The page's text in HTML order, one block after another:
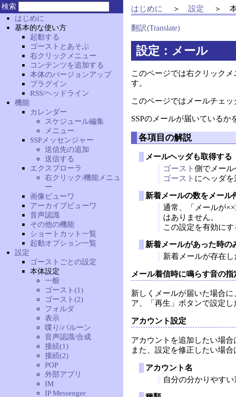
検索
はじめに
基本的な使い方
起動する
ゴーストとあそぶ
右クリックメニュー
コンテンツを追加する
本体のバージョンアップ
プラグイン
RSS/ヘッドライン
機能
カレンダー
スケジュール編集
メニュー
SSPメッセンジャー
送信先の追加
送信する
エクスプローラ
右クリック/機能メニュ
ー
画像ビューワ
アーカイブビューワ
音声認識
その他の機能
ショートカット一覧
起動オプション一覧
設定
ゴーストごとの設定
本体設定
一般
ゴースト(1)
ゴースト(2)
フォルダ
表示
喋り/バルーン
音声認識/合成
接続(1)
接続(2)
POP
外部アプリ
IM
IP Messenger
はじめに 設定
翻訳(Translate)
設定：メール
このページでは右クリック
す。
このページではメールチェッ
SSPのメールが届いているか
各項目の解説
メールヘッダも取得する
ゴースト 側でメール
ゴースト にヘッダを
新着メールの数をメール
通常、「メールが
はありません。
この設定を有効に
新着メールがあった時の
新着メールが存在し
メール着信時に鳴らす音の指
新しくメールが届いた場合
ア、「再生」ボタンで設定し
アカウント設定
アカウントを追加したい場
また、設定を修正したい場
アカウント名
自分の分かりやす